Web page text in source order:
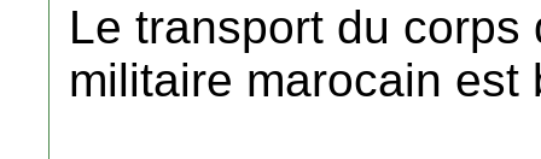
Le transport du corps
militaire marocain est